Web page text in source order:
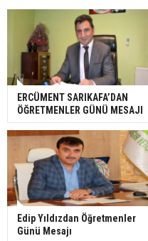
ERCÜMENT SARIKAFA’DAN
ÖĞRETMENLER GÜNÜ MESAJI
Edip Yıldızdan Öğretmenler
Günü Mesajı